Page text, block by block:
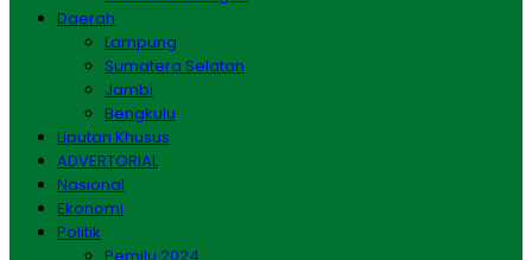
Daerah
Lampung
Sumatera Selatan
Jambi
Bengkulu
Liputan Khusus
ADVERTORIAL
Nasional
Ekonomi
Politik